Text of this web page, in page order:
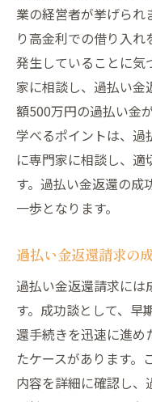
業の経営者が挙げられ
り高金利での借り入
発生していることに気
家に相談し、過払い金
額500万円の過払い金
学べるポイントは、過
に専門家に相談し、
す。過払い金返還の成
一歩となります。
過払い金返還請求の
過払い金返還請求には
す。成功談として、早
還手続きを迅速に進め
たケースがあります。
内容を詳細に確認し、